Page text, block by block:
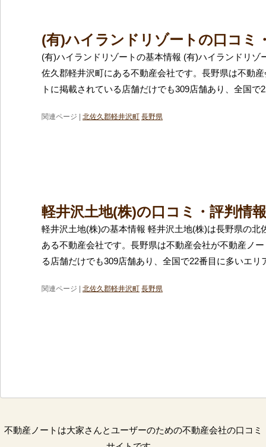
(有)ハイランドリゾートの口コミ
(有)ハイランドリゾートの基本情報 (有)ハイランドリゾ
佐久郡軽井沢町にある不動産会社です。長野県は不動
トに掲載されている店舗だけでも309店舗あり、全国で
関連ページ | 北佐久郡軽井沢町 長野県
軽井沢土地(株)の口コミ・評判情報
軽井沢土地(株)の基本情報 軽井沢土地(株)は長野県の北
ある不動産会社です。長野県は不動産会社が不動産ノ
る店舗だけでも309店舗あり、全国で22番目に多いエリ
関連ページ | 北佐久郡軽井沢町 長野県
不動産ノートは大家さんとユーザーのための不動産会社の口コミ